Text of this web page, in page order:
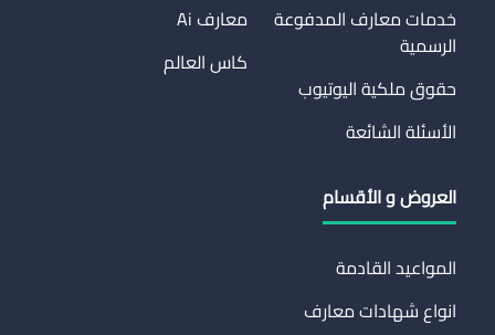
خدمات معارف المدفوعة
الرسمية
حقوق ملكية اليوتيوب
الأسئلة الشائعة
معارف Ai
كاس العالم
العروض و الأقسام
المواعيد القادمة
انواع شهادات معارف